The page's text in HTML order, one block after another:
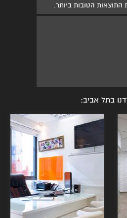
התוצאות הטובות ביותר.
בתל אביב: